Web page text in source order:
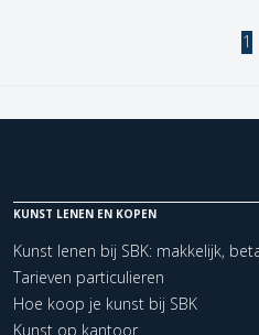
1
KUNST LENEN EN KOPEN
Kunst lenen bij SBK: makkelijk,
Tarieven particulieren
Hoe koop je kunst bij SBK
Kunst op kantoor